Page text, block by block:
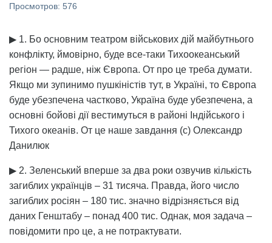
Просмотров: 576
▶ 1. Бо основним театром військових дій майбутнього
конфлікту, ймовірно, буде все-таки Тихоокеанський
регіон — радше, ніж Європа. От про це треба думати.
Якщо ми зупинимо пушкіністів тут, в Україні, то Європа
буде убезпечена частково, Україна буде убезпечена, а
основні бойові дії вестимуться в районі Індійського і
Тихого океанів. От це наше завдання (с) Олександр
Данилюк
▶ 2. Зеленський вперше за два роки озвучив кількість
загиблих українців – 31 тисяча. Правда, його число
загиблих росіян – 180 тис. значно відрізняється від
даних Генштабу – понад 400 тис. Однак, моя задача –
повідомити про це, а не потрактувати.